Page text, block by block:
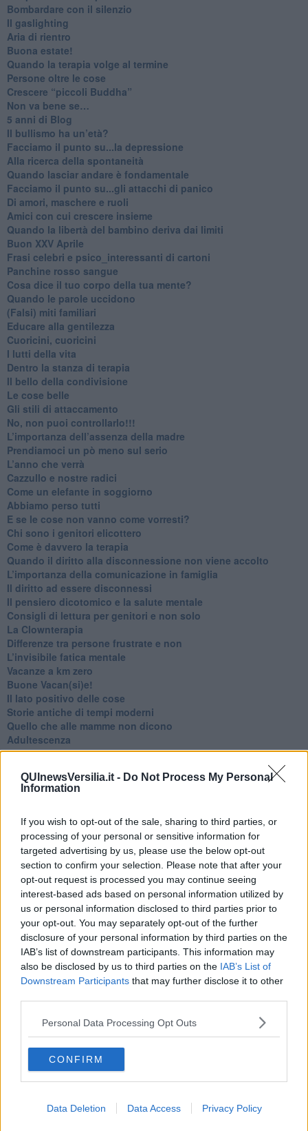
QUInewsVersilia.it - Do Not Process My Personal
Information
If you wish to opt-out of the sale, sharing to third parties, or
processing of your personal or sensitive information for
targeted advertising by us, please use the below opt-out
section to confirm your selection. Please note that after your
opt-out request is processed you may continue seeing
interest-based ads based on personal information utilized by
us or personal information disclosed to third parties prior to
your opt-out. You may separately opt-out of the further
disclosure of your personal information by third parties on the
IAB’s list of downstream participants. This information may
also be disclosed by us to third parties on the IAB’s List of
Downstream Participants that may further disclose it to other
Personal Data Processing Opt Outs
CONFIRM
Data Deletion Data Access Privacy Policy
​Bombardare con il silenzio
Il gaslighting
Aria di rientro
Buona estate!
​Quando la terapia volge al termine
​Persone oltre le cose
​Crescere “piccoli Buddha”
Non va bene se…
​5 anni di Blog
​Il bullismo ha un’età?
Facciamo il punto su...la depressione
​Alla ricerca della spontaneità
​Quando lasciar andare è fondamentale
Facciamo il punto su...gli attacchi di panico
Di amori, maschere e ruoli
​Amici con cui crescere insieme
​Quando la libertà del bambino deriva dai limiti
Buon XXV Aprile
​Frasi celebri e psico_interessanti di cartoni
​Panchine rosso sangue
​Cosa dice il tuo corpo della tua mente?
​Quando le parole uccidono
​(Falsi) miti familiari
​Educare alla gentilezza
​Cuoricini, cuoricini
I lutti della vita
​Dentro la stanza di terapia
​Il bello della condivisione
Le cose belle
​Gli stili di attaccamento
No, non puoi controllarlo!!!
​L’importanza dell’assenza della madre
​Prendiamoci un pò meno sul serio
​L’anno che verrà
​Cazzullo e nostre radici
​Come un elefante in soggiorno
​Abbiamo perso tutti
E se le cose non vanno come vorresti?
​Chi sono i genitori elicottero
Come è davvero la terapia
Quando il diritto alla disconnessione non viene accolto
​L’importanza della comunicazione in famiglia
​Il diritto ad essere disconnessi
​Il pensiero dicotomico e la salute mentale
​Consigli di lettura per genitori e non solo
​La Clownterapia
​Differenze tra persone frustrate e non
L’invisibile fatica mentale
Vacanze a km zero
​Buone Vacan(si)e!
​Il lato positivo delle cose
​Storie antiche di tempi moderni
​Quello che alle mamme non dicono
Adultescenza
Homo imbecillis
Quando il silenzio è aggressivo
​Il passato, questo conosciuto!
La maternità
​L’uomo o l’orso?
Non hanno un amico a teatro​
​Tutta una questione di rispetto
​Cose che ci esauriscono
​Vespa che passione!
​Lasciate ai vostri figli il diritto di piangere
​Parole d’amore regalate al vento
​Essere genitori di un adolescente
​Saper pazientare
​Giornata del Fiocchetto Lilla
​Venerdì emozionalmente sostenibile
Ma ti ascolti?
Contornati di persone che…
Che cos’è la dipendenza affettiva?
​Nuovi arrivi!
​Iniziamo l’anno con il piede giusto
​Terza tappa nelle personalità: l’antisociale
Le famiglie